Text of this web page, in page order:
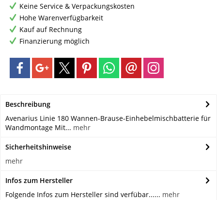
Keine Service & Verpackungskosten
Hohe Warenverfügbarkeit
Kauf auf Rechnung
Finanzierung möglich
Beschreibung
Avenarius Linie 180 Wannen-Brause-Einhebelmischbatterie für
Wandmontage Mit... mehr
Sicherheitshinweise
mehr
Infos zum Hersteller
Folgende Infos zum Hersteller sind verfübar...... mehr